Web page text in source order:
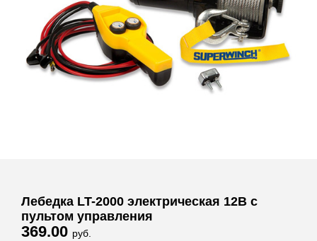
Лебедка LT-2000 электрическая 12В с
пультом управления
369.00 руб.